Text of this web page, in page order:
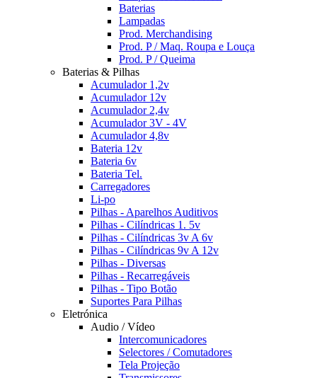
Baterias
Lampadas
Prod. Merchandising
Prod. P / Maq. Roupa e Louça
Prod. P / Queima
Baterias & Pilhas
Acumulador 1,2v
Acumulador 12v
Acumulador 2,4v
Acumulador 3V - 4V
Acumulador 4,8v
Bateria 12v
Bateria 6v
Bateria Tel.
Carregadores
Li-po
Pilhas - Aparelhos Auditivos
Pilhas - Cilíndricas 1. 5v
Pilhas - Cilíndricas 3v A 6v
Pilhas - Cilíndricas 9v A 12v
Pilhas - Diversas
Pilhas - Recarregáveis
Pilhas - Tipo Botão
Suportes Para Pilhas
Eletrónica
Audio / Vídeo
Intercomunicadores
Selectores / Comutadores
Tela Projeção